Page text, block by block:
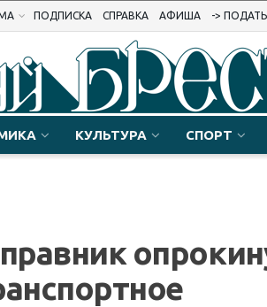
ПОДПИСКА СПРАВКА АФИША ->
КУЛЬТУРА СПОРТ